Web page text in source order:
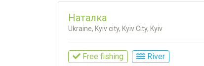
Наталка
Ukraine, Kyiv city, Kyiv City, Kyiv
Free fishing River